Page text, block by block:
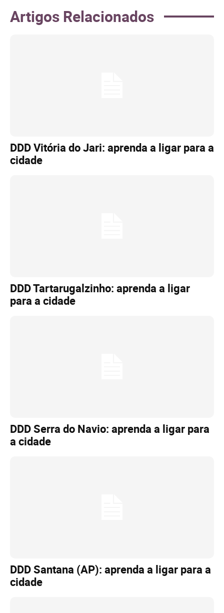
Artigos Relacionados
DDD Vitória do Jari: aprenda a ligar para a
cidade
DDD Tartarugalzinho: aprenda a ligar
para a cidade
DDD Serra do Navio: aprenda a ligar para
a cidade
DDD Santana (AP): aprenda a ligar para a
cidade